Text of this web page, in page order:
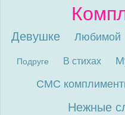
Девушке Любимой
Подруге В стихах
СМС
Нежные